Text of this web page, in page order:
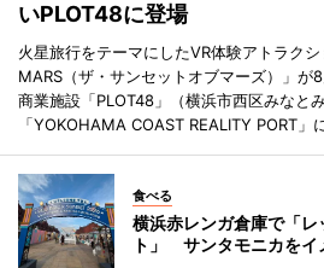
いPLOT48に登場
火星旅行をテーマにしたVR体験アトラク
MARS（ザ・サンセットオブマーズ）」が
商業施設「PLOT48」（横浜市西区みなと
「YOKOHAMA COAST REALITY PORT」
食べる
横浜赤レンガ倉庫で「
ト」 サンタモニカを